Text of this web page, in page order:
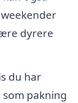
dyrere
du har
pakning